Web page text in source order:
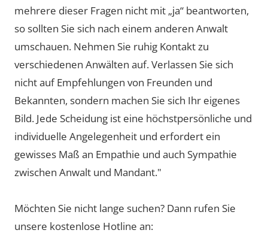
mehrere dieser Fragen nicht mit „ja“ beantworten,
so sollten Sie sich nach einem anderen Anwalt
umschauen. Nehmen Sie ruhig Kontakt zu
verschiedenen Anwälten auf. Verlassen Sie sich
nicht auf Empfehlungen von Freunden und
Bekannten, sondern machen Sie sich Ihr eigenes
Bild. Jede Scheidung ist eine höchstpersönliche und
individuelle Angelegenheit und erfordert ein
gewisses Maß an Empathie und auch Sympathie
zwischen Anwalt und Mandant."
Möchten Sie nicht lange suchen? Dann rufen Sie
unsere kostenlose Hotline an: